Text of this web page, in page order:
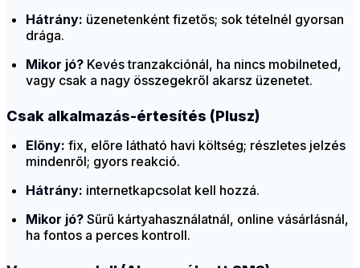
Hátrány: üzenetenként fizetős; sok tételnél gyorsan
drága.
Mikor jó? Kevés tranzakciónál, ha nincs mobilneted,
vagy csak a nagy összegekről akarsz üzenetet.
Csak alkalmazás-értesítés (Plusz)
Előny: fix, előre látható havi költség; részletes jelzés
mindenről; gyors reakció.
Hátrány: internetkapcsolat kell hozzá.
Mikor jó? Sűrű kártyahasználatnál, online vásárlásnál,
ha fontos a perces kontroll.